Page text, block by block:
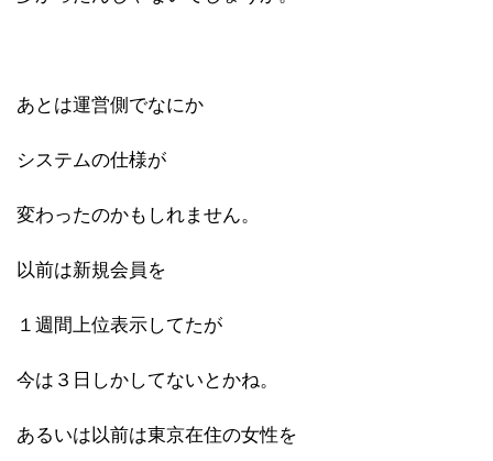
あとは運営側でなにか
システムの仕様が
変わったのかもしれません。
以前は新規会員を
１週間上位表示してたが
今は３日しかしてないとかね。
あるいは以前は東京在住の女性を